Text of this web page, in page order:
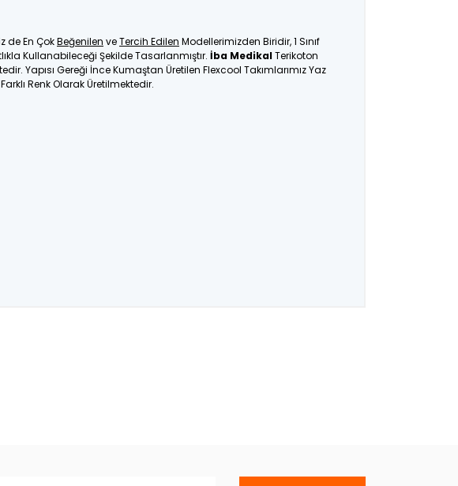
de En ÇokBeğenilen veTercih Edilen Modellerimizden Biridir, 1 Sınıf
Kullanabileceği Şekilde Tasarlanmıştır. İba MedikalTerikoton
Yapısı Gereği İnce Kumaştan Üretilen Flexcool Takımlarımız Yaz
Renk Olarak Üretilmektedir.